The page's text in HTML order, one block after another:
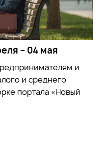
– 04 мая
и
и среднего
портала «Новый